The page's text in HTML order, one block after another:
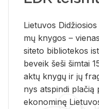
Lie­tu­vos
mų kny­gos –
si­te­to bi­b­lio­te­kos
be­veik šeši šim­tai
aktų kny­gų ir jų
nys at­spin­di pla­čią
eko­no­mi­nę